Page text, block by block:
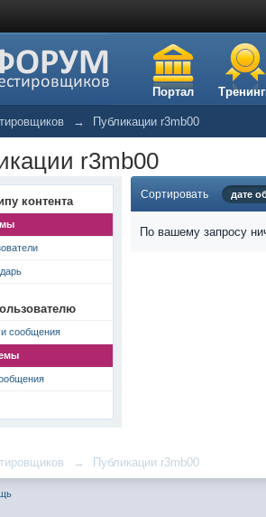
Портал
→ Публикации r3mb00
r3mb00
контента
сообщения
Сортировать дате
По вашему запросу
→ Публикации r3mb00